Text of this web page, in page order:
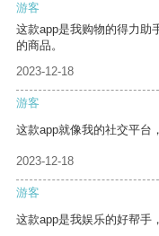
游客
这款app是我购物的得力助
的商品。
2023-12-18
游客
这款app就像我的社交平台
2023-12-18
游客
这款app是我娱乐的好帮手